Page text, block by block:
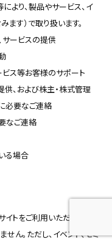
より、製品やサービス、イ
す）で取り扱います。
サービスの提供
ス等お客様のサポート
、および株主・株式管理
必要なご連絡
なご連絡
る場合
トをご利用いただく際、通
ん。ただし、イベント、セミ